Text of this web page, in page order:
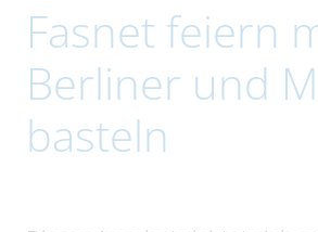
Fasnet feiern
Berliner und
basteln